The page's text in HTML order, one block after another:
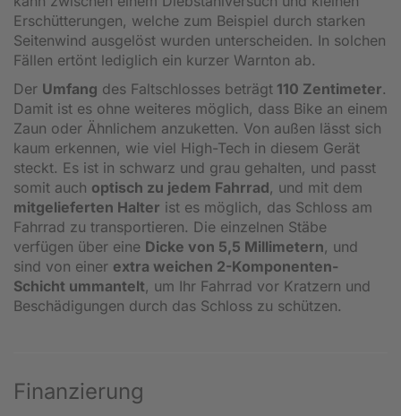
Erschütterungen, welche zum Beispiel durch starken
Seitenwind ausgelöst wurden unterscheiden. In solchen
Fällen ertönt lediglich ein kurzer Warnton ab.
Der Umfang des Faltschlosses beträgt 110 Zentimeter.
Damit ist es ohne weiteres möglich, dass Bike an einem
Zaun oder Ähnlichem anzuketten. Von außen lässt sich
kaum erkennen, wie viel High-Tech in diesem Gerät
steckt. Es ist in schwarz und grau gehalten, und passt
somit auch optisch zu jedem Fahrrad, und mit dem
mitgelieferten Halter ist es möglich, das Schloss am
Fahrrad zu transportieren. Die einzelnen Stäbe
verfügen über eine Dicke von 5,5 Millimetern, und
sind von einer extra weichen 2-Komponenten-
Schicht ummantelt, um Ihr Fahrrad vor Kratzern und
Beschädigungen durch das Schloss zu schützen.
Finanzierung